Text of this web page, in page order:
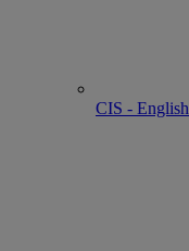
CIS - English